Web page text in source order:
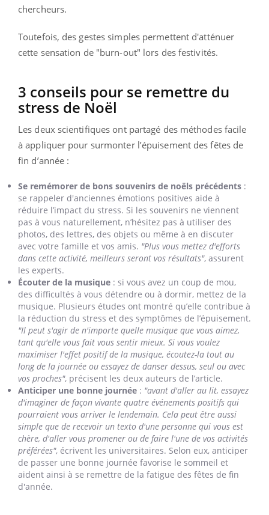
chercheurs.
Toutefois, des gestes simples permettent d'atténuer
cette sensation de "burn-out" lors des festivités.
3 conseils pour se remettre du
stress de Noël
Les deux scientifiques ont partagé des méthodes facile
à appliquer pour surmonter l’épuisement des fêtes de
fin d’année :
Se remémorer de bons souvenirs de noëls précédents :
se rappeler d'anciennes émotions positives aide à
réduire l’impact du stress. Si les souvenirs ne viennent
pas à vous naturellement, n’hésitez pas à utiliser des
photos, des lettres, des objets ou même à en discuter
avec votre famille et vos amis. "Plus vous mettez d'efforts
dans cette activité, meilleurs seront vos résultats", assurent
les experts.
Écouter de la musique : si vous avez un coup de mou,
des difficultés à vous détendre ou à dormir, mettez de la
musique. Plusieurs études ont montré qu’elle contribue à
la réduction du stress et des symptômes de l’épuisement.
"Il peut s'agir de n'importe quelle musique que vous aimez,
tant qu'elle vous fait vous sentir mieux. Si vous voulez
maximiser l'effet positif de la musique, écoutez-la tout au
long de la journée ou essayez de danser dessus, seul ou avec
vos proches", précisent les deux auteurs de l’article.
Anticiper une bonne journée : "avant d'aller au lit, essayez
d'imaginer de façon vivante quatre événements positifs qui
pourraient vous arriver le lendemain. Cela peut être aussi
simple que de recevoir un texto d'une personne qui vous est
chère, d'aller vous promener ou de faire l'une de vos activités
préférées", écrivent les universitaires. Selon eux, anticiper
de passer une bonne journée favorise le sommeil et
aident ainsi à se remettre de la fatigue des fêtes de fin
d'année.